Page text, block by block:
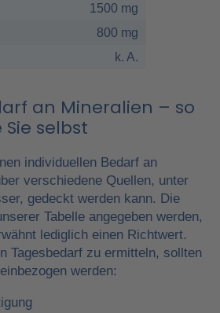
1500 mg
800 mg
k. A.
an Mineralien – so
selbst
individuellen Bedarf an
verschiedene Quellen, unter
gedeckt werden kann. Die
Tabelle angegeben werden,
lediglich einen Richtwert.
Tagesbedarf zu ermitteln, sollten
werden: